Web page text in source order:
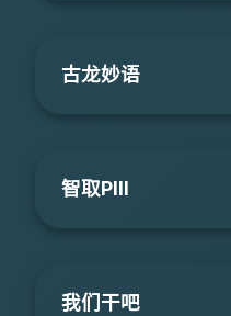
古龙妙语
智取PIII
我们干吧